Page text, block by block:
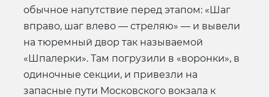
обычное напутствие перед этапом: «Шаг
вправо, шаг влево — стреляю» — и вывели
на тюремный двор так называемой
«Шпалерки». Там погрузили в «воронки», в
одиночные секции, и привезли на
запасные пути Московского вокзала к